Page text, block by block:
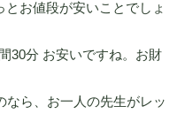
お値段が安いことでしょ
30分 お安いですね。お財
なら、お一人の先生がレッ